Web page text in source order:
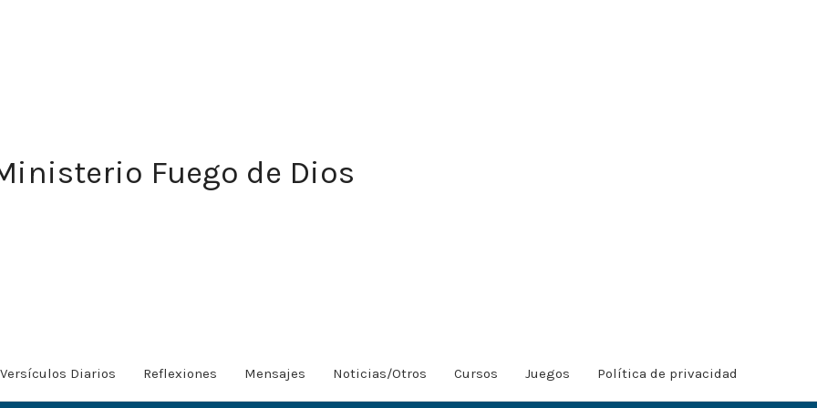
Fuego de Dios
Versículos Diarios Reflexiones Mensajes Noticias/Otros Cursos Juegos Política de privacidad